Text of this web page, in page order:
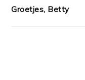
Groetjes, Betty